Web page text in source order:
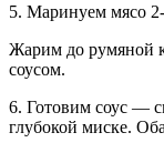
5. Маринуем мясо
Жарим до румяной
соусом.
6. Готовим соус —
глубокой миске.